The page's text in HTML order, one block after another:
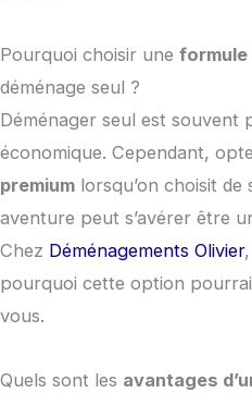
Pourquoi choisir une formule
déménage seul ?
Déménager seul est souvent
économique. Cependant,
premium lorsqu’on choisit
aventure peut s’avérer être
Chez Déménagements Olivier
pourquoi cette option
vous.
Quels sont les avantages